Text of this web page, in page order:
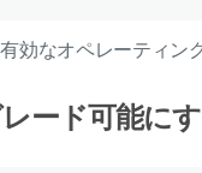
効なオペレーティン
ード可能にす